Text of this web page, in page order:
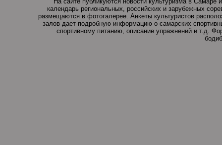
календарь региональных, российских и зарубежных
размещаются в фотогалерее. Анкеты культуристов
залов дает подробную информацию о самарских
спортивному питанию, описание упражнений и т.д.